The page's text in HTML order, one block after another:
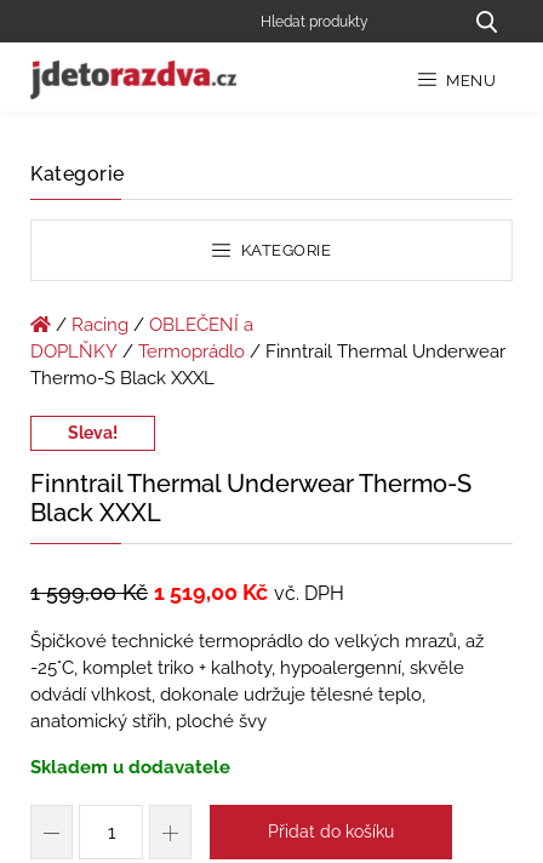
MENU
Kategorie
KATEGORIE
/ Racing / OBLEČENÍ a
DOPLŇKY / Termoprádlo / Finntrail Thermal Underwear
Thermo-S Black XXXL
Sleva!
Finntrail Thermal Underwear Thermo-S
Black XXXL
1 599,00Kč 1 519,00 Kč vč. DPH
Špičkové technické termoprádlo do velkých mrazů, až
-25°C, komplet triko + kalhoty, hypoalergenní, skvěle
odvádí vlhkost, dokonale udržuje tělesné teplo,
anatomický střih, ploché švy
Skladem u dodavatele
Přidat do košíku